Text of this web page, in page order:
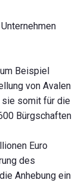
Beispiel
von Avalen
sie somit für die
Bürgschaften
Euro
des
Anhebung ein